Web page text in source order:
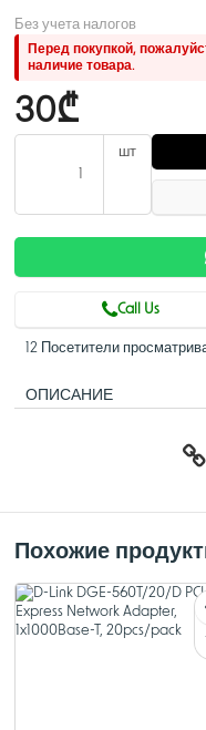
Без учета налогов
Перед покупкой,
наличие товара.
30₾
шт
Call Us
12 Посетители
ОПИСАНИЕ
работе сразу после
обеспечивает удобство
стандарта USB 3.0, DUB-
данных до 5 Гбит/с.
совместимым с
Похожие